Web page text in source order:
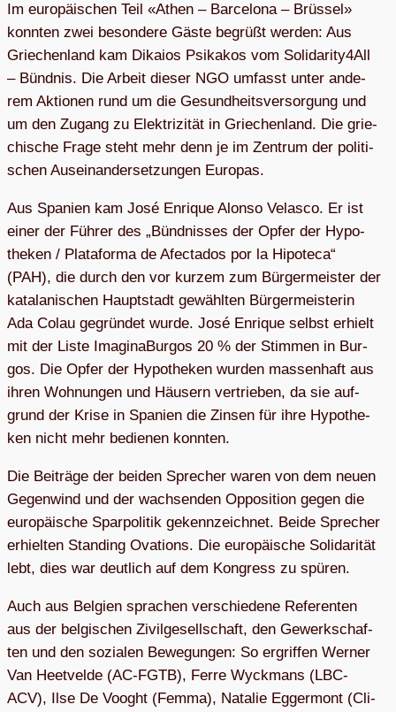
Im euro­päi­schen Teil «Athen – Bar­ce­lona – Brüs­sel»
konn­ten zwei beson­dere Gäste begrüßt wer­den: Aus
Grie­chen­land kam Dikaios Psik­a­kos vom Solidarity4All
– Bünd­nis. Die Arbeit die­ser NGO umfasst unter ande­
rem Aktio­nen rund um die Gesund­heits­ver­sor­gung und
um den Zugang zu Elek­tri­zi­tät in Grie­chen­land. Die grie­
chi­sche Frage steht mehr denn je im Zen­trum der poli­ti­
schen Aus­ein­an­der­set­zun­gen Europas.
Aus Spa­nien kam José Enri­que Alonso Velasco. Er ist
einer der Füh­rer des „Bünd­nis­ses der Opfer der Hypo­
the­ken / Pla­ta­forma de Afec­ta­dos por la Hip­oteca“
(PAH), die durch den vor kur­zem zum Bür­ger­meis­ter der
kata­la­ni­schen Haupt­stadt gewähl­ten Bür­ger­meis­te­rin
Ada Colau gegrün­det wurde. José Enri­que selbst erhielt
mit der Liste Ima­gi­n­a­Bur­gos 20 % der Stim­men in Bur­
gos. Die Opfer der Hypo­the­ken wur­den mas­sen­haft aus
ihren Woh­nun­gen und Häu­sern ver­trie­ben, da sie auf­
grund der Krise in Spa­nien die Zin­sen für ihre Hypo­the­
ken nicht mehr bedie­nen konnten.
Die Bei­träge der bei­den Spre­cher waren von dem neuen
Gegen­wind und der wach­sen­den Oppo­si­tion gegen die
euro­päi­sche Spar­po­li­tik gekenn­zeich­net. Beide Spre­cher
erhiel­ten Stan­ding Ova­tions. Die euro­päi­sche Soli­da­ri­tät
lebt, dies war deut­lich auf dem Kon­gress zu spüren.
Auch aus Bel­gien spra­chen ver­schie­dene Refe­ren­ten
aus der bel­gi­schen Zivil­ge­sell­schaft, den Gewerk­schaf­
ten und den sozia­len Bewe­gun­gen: So ergrif­fen Wer­ner
Van Heet­velde (AC-FGTB), Ferre Wyck­mans (LBC-
ACV), Ilse De Vooght (Femma), Nata­lie Egger­mont (Cli­